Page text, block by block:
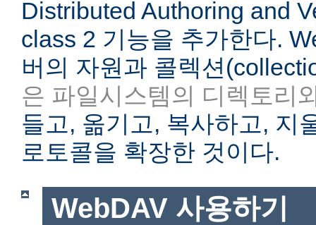
Distributed Authoring and
class 2 기능을 추가한다.
버의 자원과 콜렉션
은 파일시스템의 디렉토리
들고, 옮기고, 복사하고, 지
로토콜을 확장한 것이다.
WebDAV 사용하기